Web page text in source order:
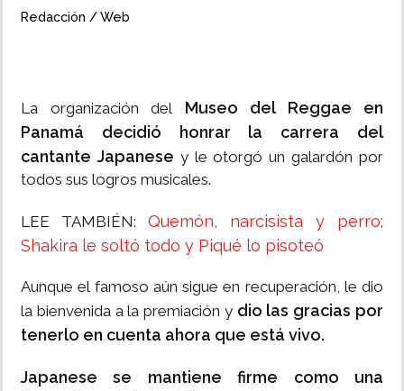
Redacción / Web
La organización del Museo del Reggae en
Panamá decidió honrar la carrera del
cantante Japanese y le otorgó un galardón por
todos sus logros musicales.
LEE TAMBIÉN: Quemón, narcisista y perro;
Shakira le soltó todo y Piqué lo pisoteó
Aunque el famoso aún sigue en recuperación, le dio
la bienvenida a la premiación y dio las gracias por
tenerlo en cuenta ahora que está vivo.
Japanese se mantiene firme como una